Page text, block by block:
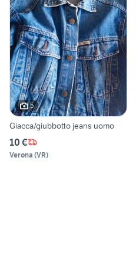
5
Giacca/giubbotto jeans uomo
10 €
Verona (VR)